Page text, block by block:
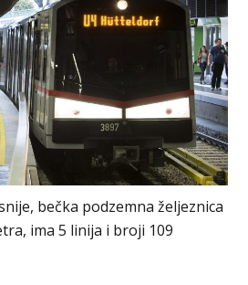
bečka podzemna željeznica
ima 5 linija i broji 109